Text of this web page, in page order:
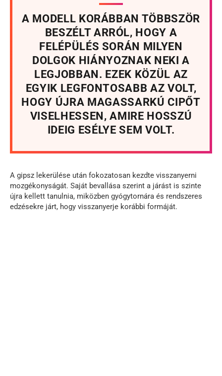
A MODELL KORÁBBAN TÖBBSZÖR
BESZÉLT ARRÓL, HOGY A
FELÉPÜLÉS SORÁN MILYEN
DOLGOK HIÁNYOZNAK NEKI A
LEGJOBBAN. EZEK KÖZÜL AZ
EGYIK LEGFONTOSABB AZ VOLT,
HOGY ÚJRA MAGASSARKÚ CIPŐT
VISELHESSEN, AMIRE HOSSZÚ
IDEIG ESÉLYE SEM VOLT.
A gipsz lekerülése után fokozatosan kezdte visszanyerni
mozgékonyságát. Saját bevallása szerint a járást is szinte
újra kellett tanulnia, miközben gyógytornára és rendszeres
edzésekre járt, hogy visszanyerje korábbi formáját.